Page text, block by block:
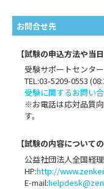
お問合せ先
【試験の申込方法や当
受験サポートセンター
TEL:03-5209-0553
受験に関するお問い
※お電話は応対品質
す。
【試験の内容について
公益社団法人全国経
HP:http://
E-mail: